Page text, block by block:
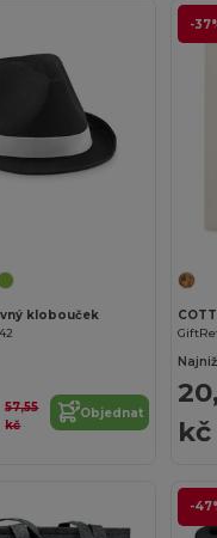
klobouček
57,55
kč
Objednat
-
kč
-